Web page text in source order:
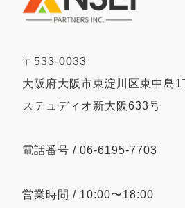
〒533-0033
大阪府大阪市東淀川区東中島
ステュディオ新大阪633号
電話番号 / 06-6195-7703
営業時間 / 10:00〜18:00